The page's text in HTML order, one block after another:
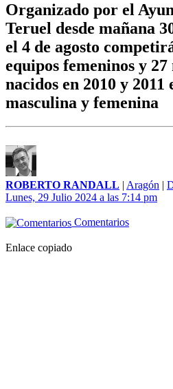
Organizado por el
Teruel desde mañana
el 4 de agosto
equipos femeninos y 27
nacidos en 2010 y 2011
masculina y femenina
ROBERTO RANDALL | Aragón |
Lunes, 29 Julio 2024 a las 7:14 pm
Comentarios
Enlace copiado